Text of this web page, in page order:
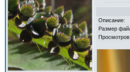
Описание:
Размер
Просмотров: